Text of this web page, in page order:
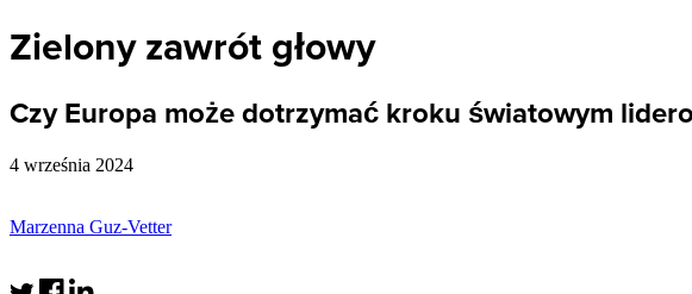
Zielony zawrót głowy
Czy Europa może dotrzymać kroku światowym
4 września 2024
Marzenna Guz-Vetter